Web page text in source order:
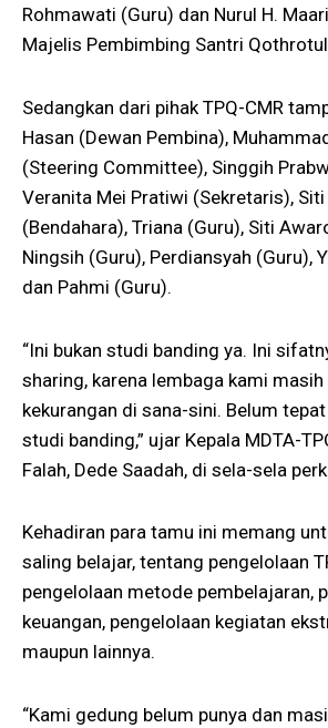
Rohmawati (Guru) dan Nurul H.
Majelis Pembimbing Santri
Sedangkan dari pihak TPQ-CMR
Hasan (Dewan Pembina),
(Steering Committee), Singgih
Veranita Mei Pratiwi (Sekretaris), Siti
(Bendahara), Triana (Guru), Siti
Ningsih (Guru), Perdiansyah (Guru),
dan Pahmi (Guru).
“Ini bukan studi banding ya. Ini
sharing, karena lembaga kami
kekurangan di sana-sini. Belum
studi banding,” ujar Kepala MDTA-
Falah, Dede Saadah, di sela-sela
Kehadiran para tamu ini memang
saling belajar, tentang pengelolaan
pengelolaan metode pembelajaran,
keuangan, pengelolaan kegiatan
maupun lainnya.
“Kami gedung belum punya dan